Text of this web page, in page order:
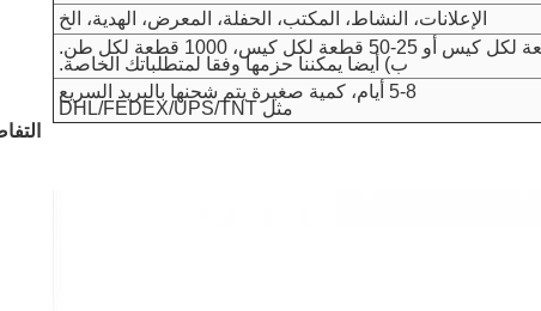
الإعلانات، النشاط، المكتب، الحفلة، المعرض، الهدية، الخ
ب) أيضا يمكننا حزمها وفقا لمتطلباتك الخاصة.
5-8 أيام، كمية صغيرة يتم شحنها بالبريد السريع
مثل DHL/FEDEX/UPS/TNT